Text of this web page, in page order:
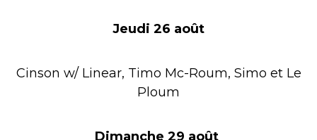
Jeudi 26 août
Cinson w/ Linear, Timo Mc-Roum, Simo et Le
Ploum
Dimanche 29 août